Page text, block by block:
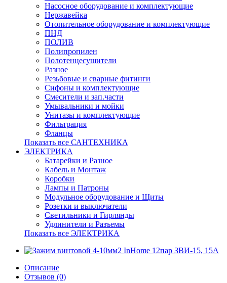
Насосное оборудование и комплектующие
Нержавейка
Отопительное оборудование и комплектующие
ПНД
ПОЛИВ
Полипропилен
Полотенцесушители
Разное
Резьбовые и сварные фитинги
Сифоны и комплектующие
Смесители и зап.части
Умывальники и мойки
Унитазы и комплектующие
Фильтрация
Фланцы
Показать все САНТЕХНИКА
ЭЛЕКТРИКА
Батарейки и Разное
Кабель и Монтаж
Коробки
Лампы и Патроны
Модульное оборудование и Щиты
Розетки и выключатели
Светильники и Гирлянды
Удлинители и Разъемы
Показать все ЭЛЕКТРИКА
Описание
Отзывов (0)